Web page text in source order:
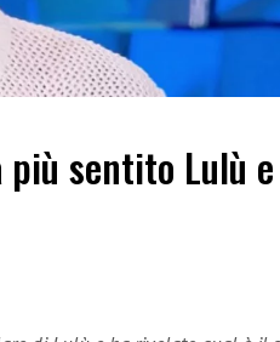
sentito Lulù